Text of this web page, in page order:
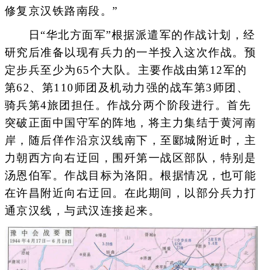
修复京汉铁路南段。”
日“华北方面军”根据派遣军的作战计划，经
研究后准备以现有兵力的一半投入这次作战。预
定步兵至少为65个大队。主要作战由第12军的
第62、第110师团及机动力强的战车第3师团、
骑兵第4旅团担任。作战分两个阶段进行。首先
突破正面中国守军的阵地，将主力集结于黄河南
岸，随后佯作沿京汉线南下，至郾城附近时，主
力朝西方向右迂回，围歼第一战区部队，特别是
汤恩伯军。作战目标为洛阳。根据情况，也可能
在许昌附近向右迂回。在此期间，以部分兵力打
通京汉线，与武汉连接起来。